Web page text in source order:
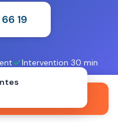
19
Intervention 30 min